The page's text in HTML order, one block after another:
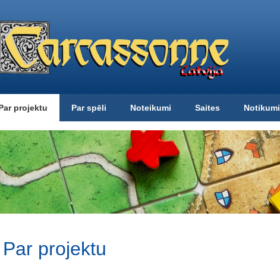
projektu Par spēli Noteikumi Saites Notikumi
Par projektu